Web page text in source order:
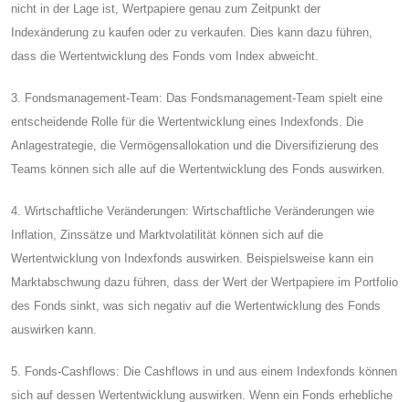
nicht in der Lage ist, Wertpapiere genau zum Zeitpunkt der
Indexänderung zu kaufen oder zu verkaufen. Dies kann dazu führen,
dass die Wertentwicklung des Fonds vom Index abweicht.
3. Fondsmanagement-Team: Das Fondsmanagement-Team spielt eine
entscheidende Rolle für die Wertentwicklung eines Indexfonds. Die
Anlagestrategie, die Vermögensallokation und die Diversifizierung des
Teams können sich alle auf die Wertentwicklung des Fonds auswirken.
4. Wirtschaftliche Veränderungen: Wirtschaftliche Veränderungen wie
Inflation, Zinssätze und Marktvolatilität können sich auf die
Wertentwicklung von Indexfonds auswirken. Beispielsweise kann ein
Marktabschwung dazu führen, dass der Wert der Wertpapiere im Portfolio
des Fonds sinkt, was sich negativ auf die Wertentwicklung des Fonds
auswirken kann.
5. Fonds-Cashflows: Die Cashflows in und aus einem Indexfonds können
sich auf dessen Wertentwicklung auswirken. Wenn ein Fonds erhebliche